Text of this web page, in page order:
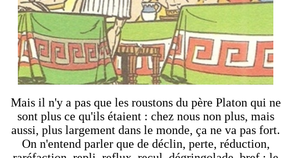
Mais il n'y a pas que les roustons du père Platon qui ne
sont plus ce qu'ils étaient : chez nous non plus, mais
aussi, plus largement dans le monde, ça ne va pas fort.
On n'entend parler que de déclin, perte, réduction,